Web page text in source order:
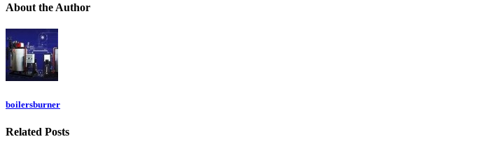
About the Author
boilersburner
Related Posts